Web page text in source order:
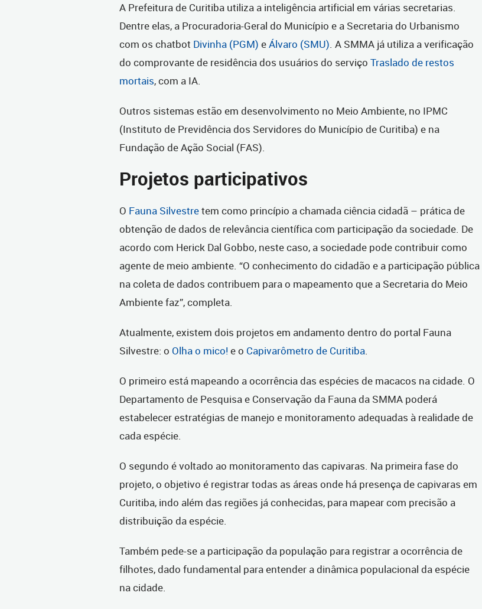
A Prefeitura de Curitiba utiliza a inteligência artificial em várias secretarias.
Dentre elas, a Procuradoria-Geral do Município e a Secretaria do Urbanismo
com os chatbot Divinha (PGM) eÁlvaro (SMU). A SMMA já utiliza a verificação
do comprovante de residência dos usuários do serviço Traslado de restos
mortais, com a IA.
Outros sistemas estão em desenvolvimento no Meio Ambiente, no IPMC
(Instituto de Previdência dos Servidores do Município de Curitiba) e na
Fundação de Ação Social (FAS).
Projetos participativos
O Fauna Silvestretem como princípio a chamada ciência cidadã – prática de
obtenção de dados de relevância científica com participação da sociedade. De
acordo com Herick Dal Gobbo, neste caso, a sociedade pode contribuir como
agente de meio ambiente. “O conhecimento do cidadão e a participação pública
na coleta de dados contribuem para o mapeamento que a Secretaria do Meio
Ambiente faz”, completa.
Atualmente, existem dois projetos em andamento dentro do portal Fauna
Silvestre: o Olha o mico! e o Capivarômetro de Curitiba.
O primeiro está mapeando a ocorrência das espécies de macacos na cidade. O
Departamento de Pesquisa e Conservação da Fauna da SMMA poderá
estabelecer estratégias de manejo e monitoramento adequadas à realidade de
cada espécie.
O segundo é voltado ao monitoramento das capivaras. Na primeira fase do
projeto, o objetivo é registrar todas as áreas onde há presença de capivaras em
Curitiba, indo além das regiões já conhecidas, para mapear com precisão a
distribuição da espécie.
Também pede-se a participação da população para registrar a ocorrência de
filhotes, dado fundamental para entender a dinâmica populacional da espécie
na cidade.